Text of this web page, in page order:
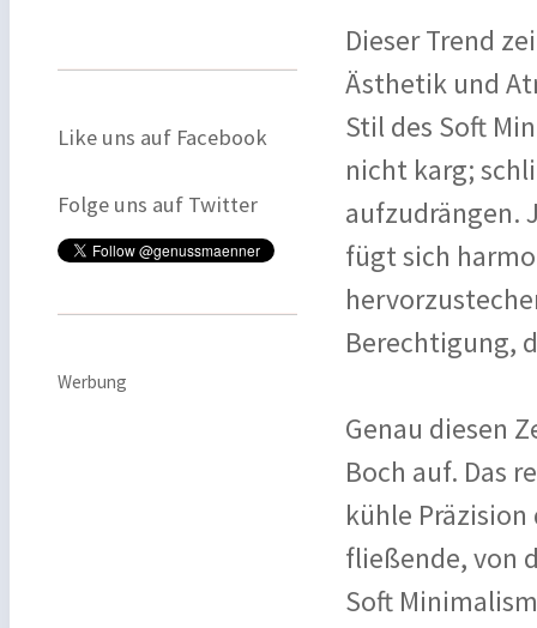
Like uns auf Facebook
Folge uns auf Twitter
Werbung
Dieser Trend
Ästhetik und
Stil des Soft
nicht karg;
aufzudrängen.
fügt sich
Berechtigung,
Genau diesen
Boch auf. Das
kühle
fließende, von
Soft